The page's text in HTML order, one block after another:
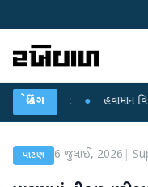
બ્રેકિંગ
● હવામાન વિભાગે 18
પાટણ 6 જુલાઈ, 2026